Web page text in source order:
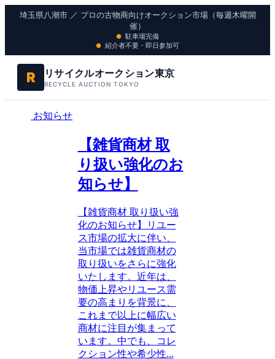
埼玉県八潮市 ／ プロの古物商向けオークション市場（毎週木曜開
催）
駐車場完備
紹介者不要・即日参加可
R リサイクルオークション東京
RECYCLE AUCTION TOKYO
お知らせ
【雑貨商材 取
り扱い強化のお
知らせ】
【雑貨商材 取り扱い強
化のお知らせ】リユー
ス市場の拡大に伴い、
当市場では雑貨商材の
取り扱いをさらに強化
いたします。近年は、
物価上昇やリユース需
要の高まりを背景に、
これまで以上に幅広い
商材に注目が集まって
います。中でも、コレ
クション性や希少性...